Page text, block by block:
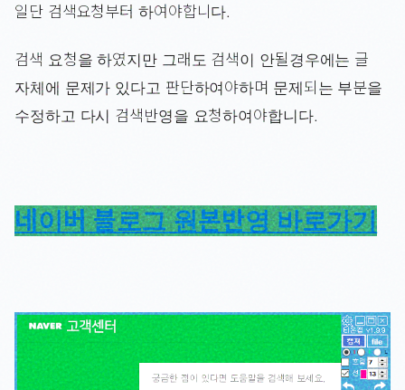
일단 검색요청부터 하여야합니다.
검색 요청을 하였지만 그래도 검색이 안될경우에는 글
자체에 문제가 있다고 판단하여야하며 문제되는 부분을
수정하고 다시 검색반영을 요청하여야합니다.
네이버 블로그 원본반영 바로가기